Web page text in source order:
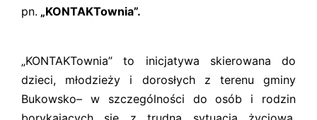
pn. „KONTAKTownia”.
„KONTAKTownia” to inicjatywa skierowana do
dzieci, młodzieży i dorosłych z terenu gminy
Bukowsko– w szczególności do osób i rodzin